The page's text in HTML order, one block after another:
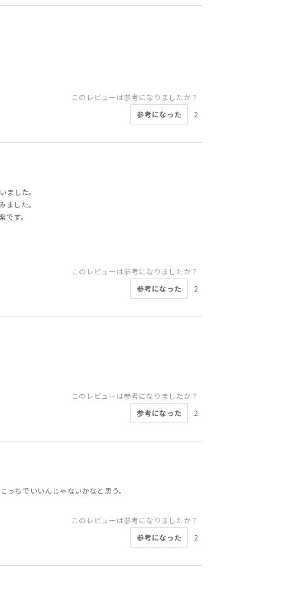
このレビューは参考になりましたか？
参考になった
2
ました。
した。
す。
このレビューは参考になりましたか？
参考になった
2
このレビューは参考になりましたか？
参考になった
2
ちでいいんじゃないかなと思う。
このレビューは参考になりましたか？
参考になった
2